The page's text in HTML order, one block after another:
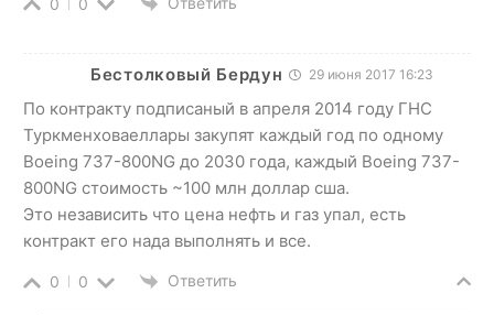
0 0
Бестолковый Бердун 29 июня 2017 16:23
По контракту подписаный в апреля 2014 году ГНС
Туркменховаеллары закупят каждый год по одному
Boeing 737-800NG до 2030 года, каждый Boeing 737-
800NG стоимость ~100 млн доллар сша.
Это независить что цена нефть и газ упал, есть
контракт его нада выполнять и все.
0 0 Ответить